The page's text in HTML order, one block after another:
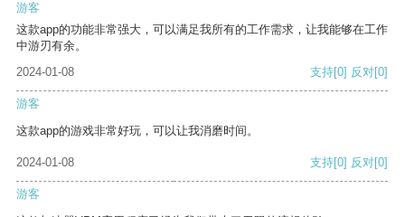
游客
这款app的功能非常强大，可以满足我所有的工作需求，让我能够在工作
中游刃有余。
2024-01-08
支持[0] 反对[0]
游客
这款app的游戏非常好玩，可以让我消磨时间。
2024-01-08 支持[0] 反对[0]
游客